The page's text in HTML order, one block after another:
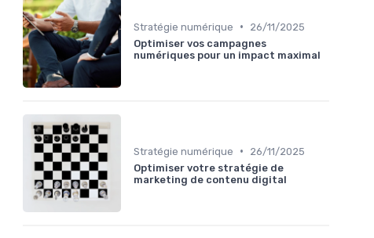
Stratégie numérique •
26/11/2025
Optimiser vos campagnes
numériques pour un impact maximal
Stratégie numérique •
26/11/2025
Optimiser votre stratégie de
marketing de contenu digital